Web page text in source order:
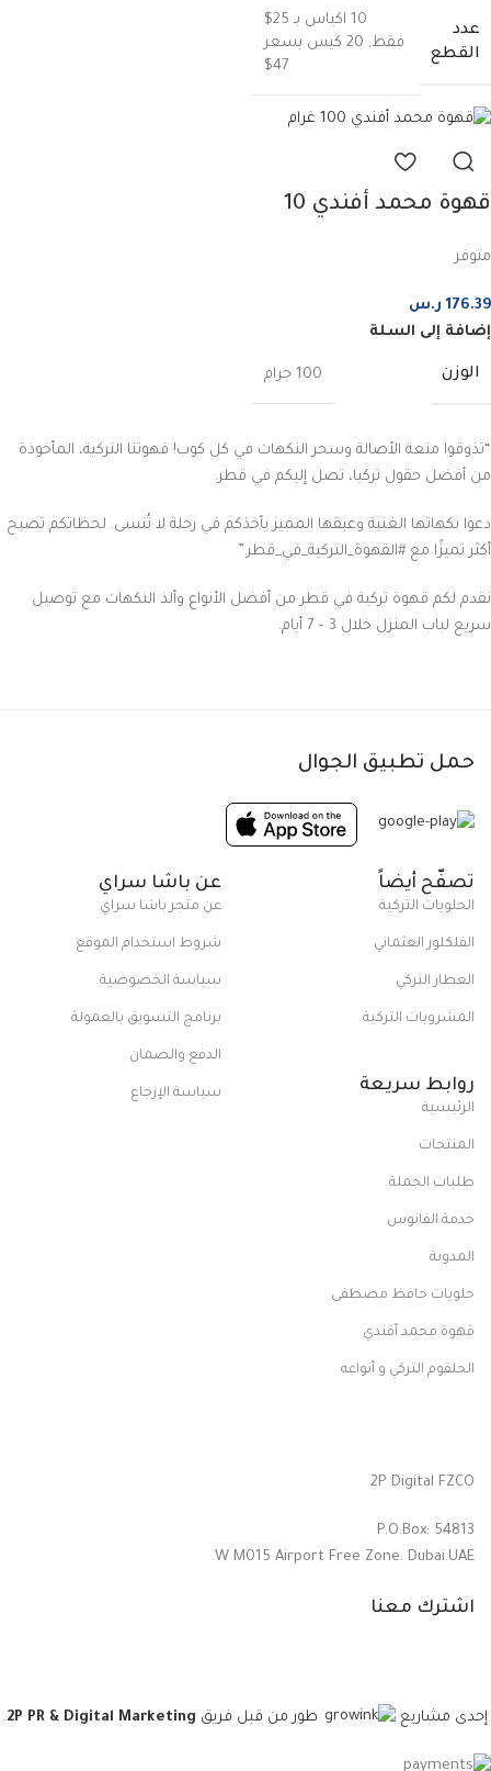
عدد
القطع
10 اكياس بـ 25$
فقط,
20 كيس بسعر
47$
قهوة محمد أفندي 10
متوفر
176.39 ر.س
إضافة إلى السلة
الوزن 100 جرام
“تذوقوا متعة الأصالة وسحر النكهات في كل كوب! قهوتنا التركية، المأخوذة
من أفضل حقول تركيا، تصل إليكم في قطر.
دعوا نكهاتها الغنية وعبقها المميز يأخذكم في رحلة لا تُنسى. لحظاتكم تصبح
أكثر تميزًا مع #القهوة_التركية_في_قطر.”
نقدم لكم قهوة تركية في قطر من أفضل الأنواع وألذ النكهات مع توصيل
سريع لباب المنزل خلال 3 – 7 أيام.
حمل تطبيق الجوال
عن باشا سراي
عن متجر باشا سراي
شروط استخدام الموقع
سياسة الخصوصية
برنامج التسويق بالعمولة
الدفع والضمان
سياسة الإرجاع
تصفّح أيضاً
الحلويات التركية
الفلكلور العثماني
العطار التركي
المشروبات التركية
روابط سريعة
الرئيسية
المنتجات
طلبات الجملة
خدمة الفانوس
المدونة
حلويات حافظ مصطفى
قهوة محمد أفندي
الحلقوم التركي و أنواعه
2P Digital FZCO
P.O.Box: 54813
W M015 Airport Free Zone. Dubai.UAE.
اشترك معنا
إحدى مشاريع طور من قبل فريق 2P PR & Digital Marketing
.